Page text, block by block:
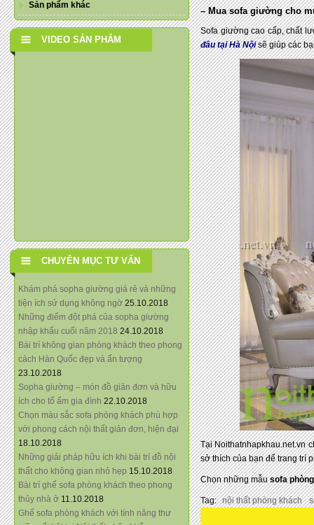
Sản phẩm khác
VIDEO SẢN PHẨM
CHUYÊN MỤC TƯ VẤN
Khám phá sopha giường giá rẻ và những
tiện ích sử dụng không ngờ 25.10.2018
Những điểm đột phá của sopha giường
nhập khẩu cuối năm 2018 24.10.2018
Bài trí không gian phòng khách theo phong
cách Hàn Quốc đẹp và ấn tượng
23.10.2018
Sopha giường – món đồ giản đơn và hữu
ích cho tổ ấm gia đình 22.10.2018
Chọn màu sắc sofa phòng khách phù hợp
với phong cách nội thất giản đơn, hiện đại
18.10.2018
Những giải pháp hữu ích khi bài trí đồ nội
thất cho không gian nhỏ hẹp 15.10.2018
Bài trí ghế sofa phòng khách theo phong
thủy nhà ở 11.10.2018
Ghế sofa phòng khách với tính năng thư
– Mua sofa giường cho
Sofa giường cao cấp, chất
đâu tại Hà Nộisẽ giúp các
Tại Noithatnhapkhau.net.vn
sở thích của bạn để trang trí
Chọn những mẫusofa
Tag: nội thất phòng khách